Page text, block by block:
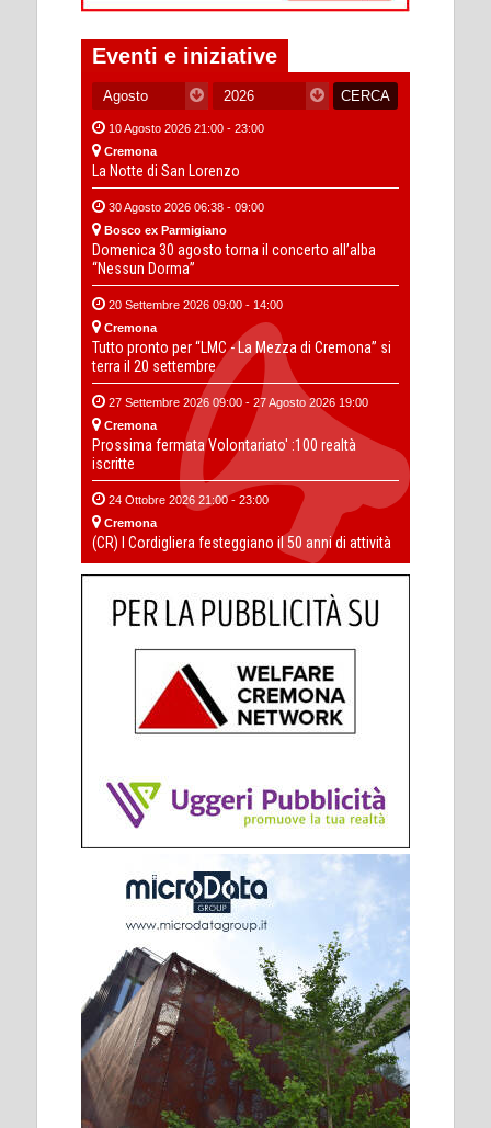
Eventi e iniziative
10 Agosto 2026 21:00 - 23:00
Cremona
La Notte di San Lorenzo
30 Agosto 2026 06:38 - 09:00
Bosco ex Parmigiano
Domenica 30 agosto torna il concerto all’alba
“Nessun Dorma”
20 Settembre 2026 09:00 - 14:00
Cremona
Tutto pronto per “LMC - La Mezza di Cremona” si
terra il 20 settembre
27 Settembre 2026 09:00 - 27 Agosto 2026 19:00
Cremona
Prossima fermata Volontariato' :100 realtà
iscritte
24 Ottobre 2026 21:00 - 23:00
Cremona
(CR) I Cordigliera festeggiano il 50 anni di attività